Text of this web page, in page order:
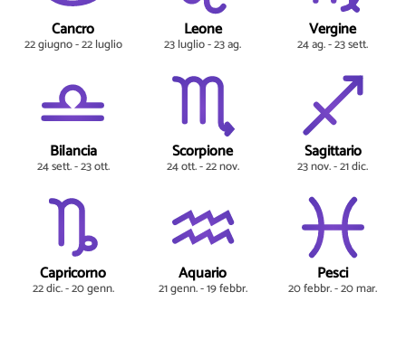
Cancro
22 giugno - 22 luglio
Leone
23 luglio - 23 ag.
Vergine
24 ag. - 23 sett.
Bilancia
24 sett. - 23 ott.
Scorpione
24 ott. - 22 nov.
Sagittario
23 nov. - 21 dic.
Capricorno
22 dic. - 20 genn.
Aquario
21 genn. - 19 febbr.
Pesci
20 febbr. - 20 mar.